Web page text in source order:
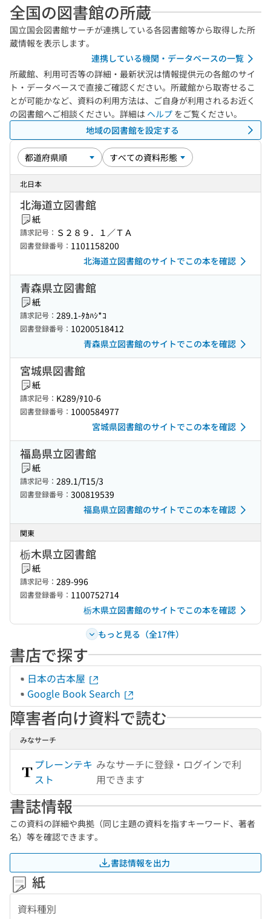
全国の図書館の所蔵
国立国会図書館サーチが連携している各図書館等から取得した所
蔵情報を表示します。
連携している機関・データベースの一覧
所蔵館、利用可否等の詳細・最新状況は情報提供元の各館のサイ
ト・データベースで直接ご確認ください。所蔵館から取寄せるこ
とが可能かなど、資料の利用方法は、ご自身が利用されるお近く
の図書館へご相談ください。詳細は ヘルプ をご覧ください。
地域の図書館を設定する
北日本
北海道立図書館
紙
請求記号： Ｓ２８９．１／ＴＡ
図書登録番号： 1101158200
北海道立図書館のサイトでこの本を確認
青森県立図書館
紙
請求記号： 289.1-ﾀｶﾊｼ*ｺ
図書登録番号： 10200518412
青森県立図書館のサイトでこの本を確認
宮城県図書館
紙
請求記号： K289/ﾀ10-6
図書登録番号： 1000584977
宮城県図書館のサイトでこの本を確認
福島県立図書館
紙
請求記号： 289.1/T15/3
図書登録番号： 300819539
福島県立図書館のサイトでこの本を確認
関東
栃木県立図書館
紙
請求記号： 289-996
図書登録番号： 1100752714
栃木県立図書館のサイトでこの本を確認
もっと見る（全17件）
書店で探す
日本の古本屋
Google Book Search
障害者向け資料で読む
みなサーチ
プレーンテキ
スト
みなサーチに登録・ログインで利
用できます
書誌情報
この資料の詳細や典拠（同じ主題の資料を指すキーワード、著者
名）等を確認できます。
書誌情報を出力
紙
資料種別